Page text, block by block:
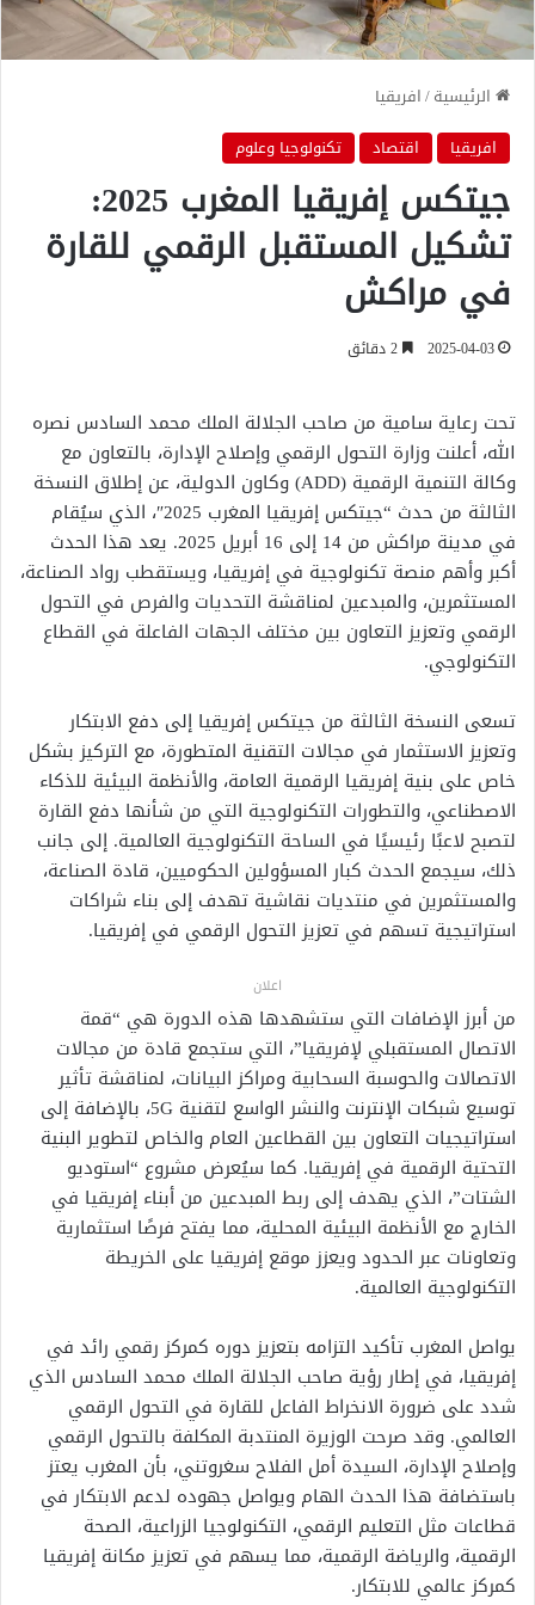
الرئيسية/افريقيا
افريقيا
اقتصاد تكنولوجيا وعلوم
جيتكس إفريقيا المغرب 2025:
تشكيل المستقبل الرقمي للقارة
في مراكش
2025-04-03
تحت رعاية سامية من صاحب الجلالة الملك محمد السادس نصره
الله، أعلنت وزارة التحول الرقمي وإصلاح الإدارة، بالتعاون مع
وكالة التنمية الرقمية (ADD) وكاون الدولية، عن إطلاق النسخة
الثالثة من حدث “جيتكس إفريقيا المغرب 2025″، الذي سيُقام
في مدينة مراكش من 14 إلى 16 أبريل 2025. يعد هذا الحدث
أكبر وأهم منصة تكنولوجية في إفريقيا، ويستقطب رواد الصناعة،
المستثمرين، والمبدعين لمناقشة التحديات والفرص في التحول
الرقمي وتعزيز التعاون بين مختلف الجهات الفاعلة في القطاع
التكنولوجي.
تسعى النسخة الثالثة من جيتكس إفريقيا إلى دفع الابتكار
وتعزيز الاستثمار في مجالات التقنية المتطورة، مع التركيز بشكل
خاص على بنية إفريقيا الرقمية العامة، والأنظمة البيئية للذكاء
الاصطناعي، والتطورات التكنولوجية التي من شأنها دفع القارة
لتصبح لاعبًا رئيسيًا في الساحة التكنولوجية العالمية. إلى جانب
ذلك، سيجمع الحدث كبار المسؤولين الحكوميين، قادة الصناعة،
والمستثمرين في منتديات نقاشية تهدف إلى بناء شراكات
استراتيجية تسهم في تعزيز التحول الرقمي في إفريقيا.
اعلان
من أبرز الإضافات التي ستشهدها هذه الدورة هي “قمة
الاتصال المستقبلي لإفريقيا”، التي ستجمع قادة من مجالات
الاتصالات والحوسبة السحابية ومراكز البيانات، لمناقشة تأثير
توسيع شبكات الإنترنت والنشر الواسع لتقنية 5G، بالإضافة إلى
استراتيجيات التعاون بين القطاعين العام والخاص لتطوير البنية
التحتية الرقمية في إفريقيا. كما سيُعرض مشروع “استوديو
الشتات”، الذي يهدف إلى ربط المبدعين من أبناء إفريقيا في
الخارج مع الأنظمة البيئية المحلية، مما يفتح فرصًا استثمارية
وتعاونات عبر الحدود ويعزز موقع إفريقيا على الخريطة
التكنولوجية العالمية.
يواصل المغرب تأكيد التزامه بتعزيز دوره كمركز رقمي رائد في
إفريقيا، في إطار رؤية صاحب الجلالة الملك محمد السادس الذي
شدد على ضرورة الانخراط الفاعل للقارة في التحول الرقمي
العالمي. وقد صرحت الوزيرة المنتدبة المكلفة بالتحول الرقمي
وإصلاح الإدارة، السيدة أمل الفلاح سغروتني، بأن المغرب يعتز
باستضافة هذا الحدث الهام ويواصل جهوده لدعم الابتكار في
قطاعات مثل التعليم الرقمي، التكنولوجيا الزراعية، الصحة
الرقمية، والرياضة الرقمية، مما يسهم في تعزيز مكانة إفريقيا
كمركز عالمي للابتكار.